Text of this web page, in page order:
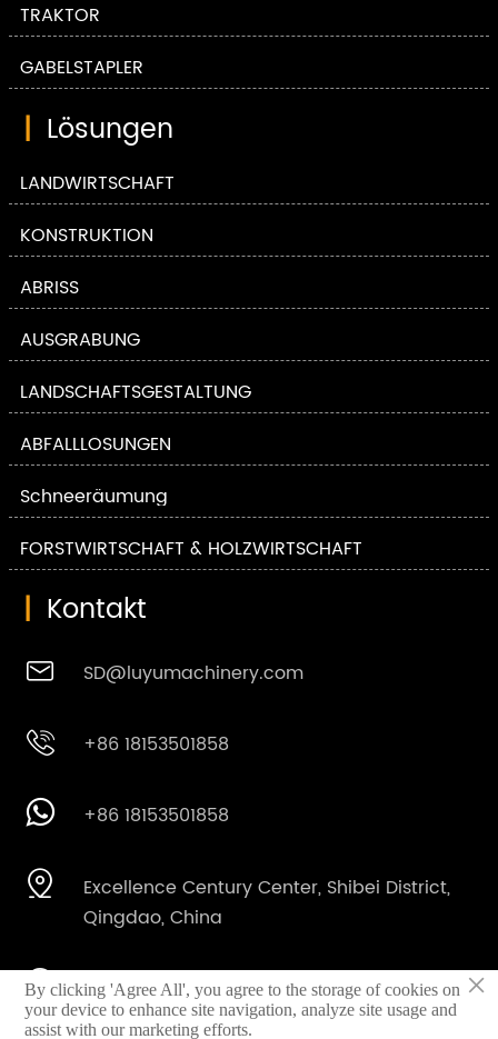
TRAKTOR
GABELSTAPLER
| Lösungen
LANDWIRTSCHAFT
KONSTRUKTION
ABRISS
AUSGRABUNG
LANDSCHAFTSGESTALTUNG
ABFALLLÖSUNGEN
Schneeräumung
FORSTWIRTSCHAFT & HOLZWIRTSCHAFT
| Kontakt
 SD@luyumachinery.com
 +86 18153501858
 +86 18153501858

Excellence Century Center, Shibei District,
Qingdao, China

Shahe Industriegebiet, Laizhou Stadt,
Provinz Shandong, China
×
By clicking 'Agree All', you agree to the storage of cookies on
your device to enhance site navigation, analyze site usage and
assist with our marketing efforts.